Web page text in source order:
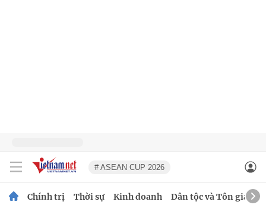
# ASEAN CUP 2026
Chính trị Thời sự Kinh doanh Dân tộc và Tôn giáo